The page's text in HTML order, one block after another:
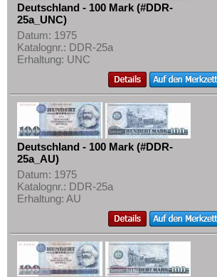
Ankauf
Erhaltungsgrade
Gratisbanknoten
Mehr über...
Zahlungsbedingungen
Privatsphäre und Datenschutz
Widerrufsbelehrung
Liefer- und Versandkosten
Impressum
Deutschland - 100 Mark (#DDR-
25a_UNC)
Datum: 1975
Katalognr.: DDR-25a
Erhaltung: UNC
Deutschland - 100 Mark (#DDR-
25a_AU)
Datum: 1975
Katalognr.: DDR-25a
Erhaltung: AU